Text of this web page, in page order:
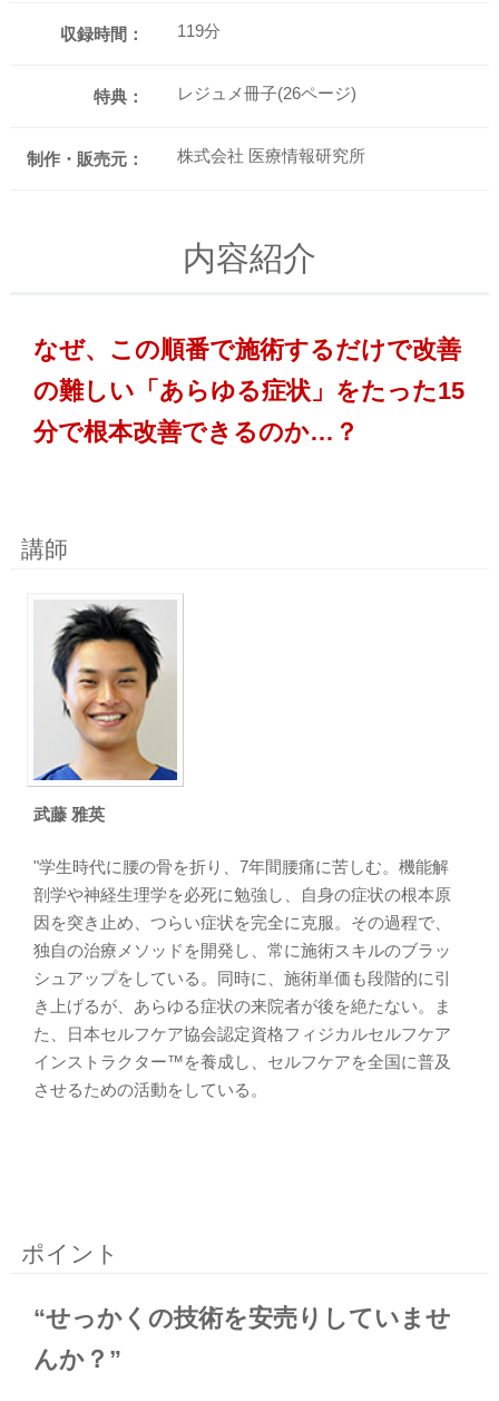
収録時間： 119分
特典： レジュメ冊子(26ページ)
制作・販売元： 株式会社 医療情報研究所
内容紹介
なぜ、この順番で施術するだけで改善
の難しい「あらゆる症状」をたった15
分で根本改善できるのか…？
講師
武藤 雅英
"学生時代に腰の骨を折り、7年間腰痛に苦しむ。機能解
剖学や神経生理学を必死に勉強し、自身の症状の根本原
因を突き止め、つらい症状を完全に克服。その過程で、
独自の治療メソッドを開発し、常に施術スキルのブラッ
シュアップをしている。同時に、施術単価も段階的に引
き上げるが、あらゆる症状の来院者が後を絶たない。ま
た、日本セルフケア協会認定資格フィジカルセルフケア
インストラクター™を養成し、セルフケアを全国に普及
させるための活動をしている。
ポイント
“せっかくの技術を安売りしていませ
んか？”